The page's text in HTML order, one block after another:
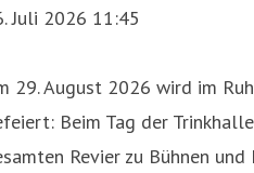
Juli 2026 11:45
29. August 2026 wird im
Beim Tag der
Revier zu Bühnen